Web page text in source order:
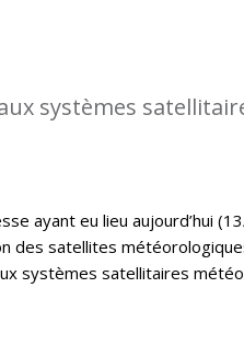
systèmes
ayant eu lieu aujourd’hui
des satellites
systèmes satellitaires